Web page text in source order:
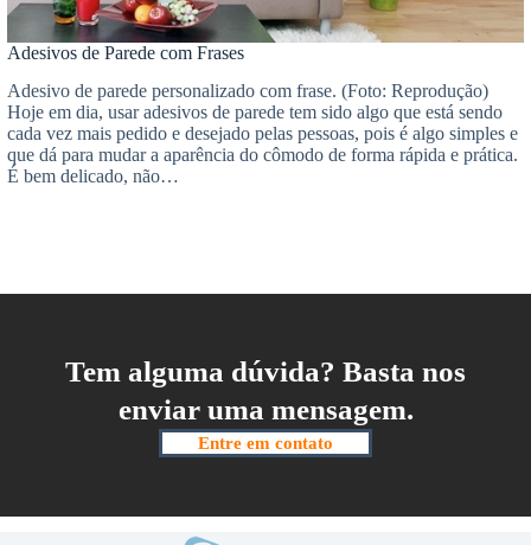
Adesivos de Parede com Frases
Adesivo de parede personalizado com frase. (Foto: Reprodução)
Hoje em dia, usar adesivos de parede tem sido algo que está sendo
cada vez mais pedido e desejado pelas pessoas, pois é algo simples e
que dá para mudar a aparência do cômodo de forma rápida e prática.
É bem delicado, não…
Tem alguma dúvida? Basta nos
enviar uma mensagem.
Entre em contato